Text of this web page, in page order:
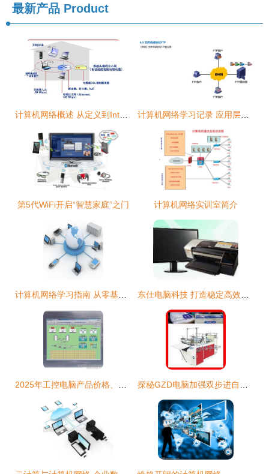
最新产品 Product
第5代WiFi开启“智慧家庭”之门 计算机网络实训室简介